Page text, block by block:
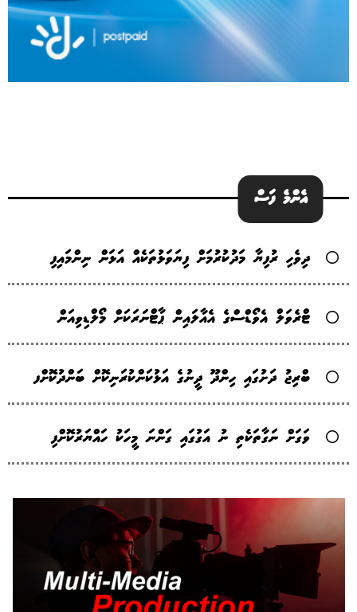
އެންމެ ފަސް
ދިވެހި ރުފިޔާ މަދުކުރުމަށް ފިޔަވަޅުތަކެއް އަޅަން ނިންމައިފި
ޓްރެވަލް އެވޯޑްސްގެ އެއާލައިން ޕާޓްނަރަކަށް މޯލްޑިވިއަން
ބްރިޖު ދަށުގައި ހިންދޫ ދީނުގެ އަޅުކަންކުރަނިކޮށް ބަންދުކޮށްފ
ވަގަށް ނަގާތަކެތި ނު އަގުގައި ގަންނަ މީހަކު ހައްޔަރުކޮށްފި